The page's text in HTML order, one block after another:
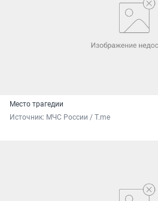
Место трагедии
Источник: МЧС России / T.me